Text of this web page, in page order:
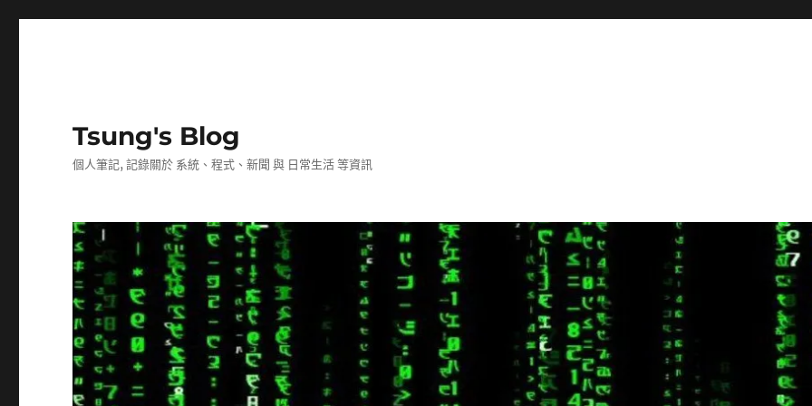
Tsung's Blog
個人筆記, 記錄關於 系統、程式、新聞 與 日常生活 等資訊